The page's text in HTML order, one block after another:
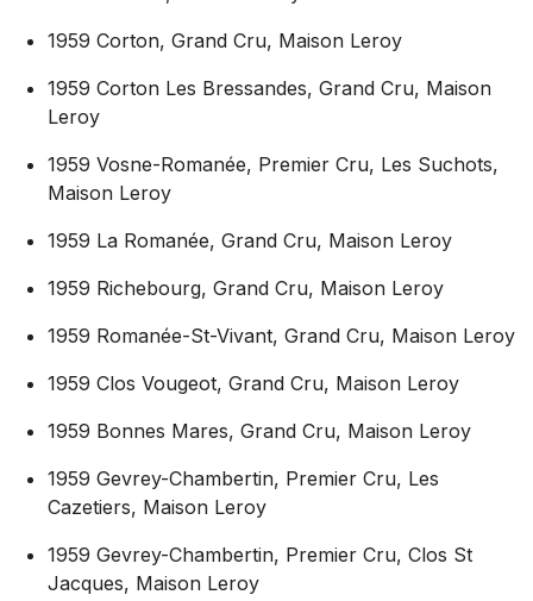
1959 Corton, Grand Cru, Maison Leroy
1959 Corton Les Bressandes, Grand Cru, Maison
Leroy
1959 Vosne-Romanée, Premier Cru, Les Suchots,
Maison Leroy
1959 La Romanée, Grand Cru, Maison Leroy
1959 Richebourg, Grand Cru, Maison Leroy
1959 Romanée-St-Vivant, Grand Cru, Maison Leroy
1959 Clos Vougeot, Grand Cru, Maison Leroy
1959 Bonnes Mares, Grand Cru, Maison Leroy
1959 Gevrey-Chambertin, Premier Cru, Les
Cazetiers, Maison Leroy
1959 Gevrey-Chambertin, Premier Cru, Clos St
Jacques, Maison Leroy